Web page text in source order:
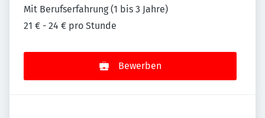
Mit Berufserfahrung (1 bis 3 Jahre)
21 € - 24 € pro Stunde
Bewerben